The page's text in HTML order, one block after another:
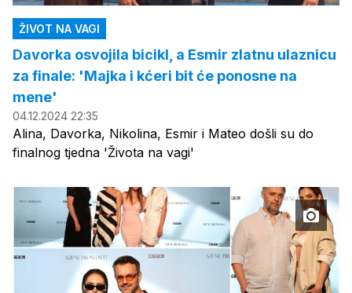
ŽIVOT NA VAGI
Davorka osvojila bicikl, a Esmir zlatnu ulaznicu
za finale: 'Majka i kćeri bit će ponosne na
mene'
04.12.2024 22:35
Alina, Davorka, Nikolina, Esmir i Mateo došli su do
finalnog tjedna 'Života na vagi'